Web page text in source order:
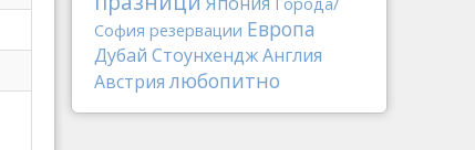
София резервации Европа
Дубай СтоунхенджАнглия
Австрия любопитно